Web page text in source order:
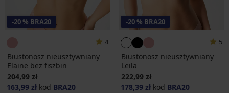
-20 % BRA20
4
Biustonosz nieusztywniany
Elaine bez fiszbin
204,99 zł
163,99 zł kod BRA20
-20 % BRA20
5
Biustonosz nieusztywniany
Leila
222,99 zł
178,39 zł kod BRA20